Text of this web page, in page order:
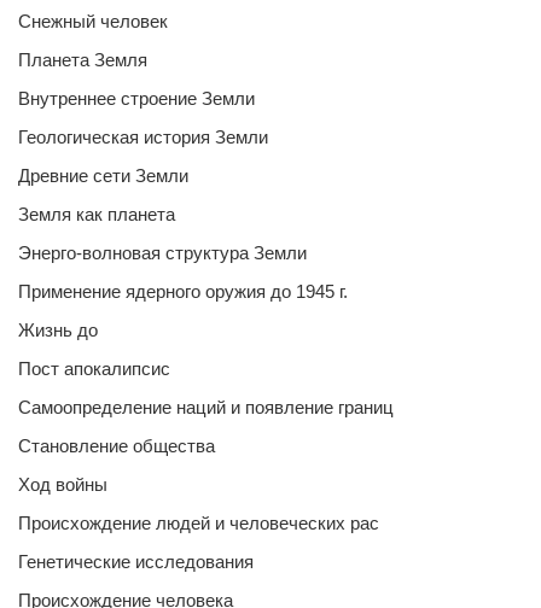
Снежный человек
Планета Земля
Внутреннее строение Земли
Геологическая история Земли
Древние сети Земли
Земля как планета
Энерго-волновая структура Земли
Применение ядерного оружия до 1945 г.
Жизнь до
Пост апокалипсис
Самоопределение наций и появление границ
Становление общества
Ход войны
Происхождение людей и человеческих рас
Генетические исследования
Происхождение человека